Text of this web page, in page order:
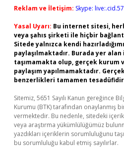
Reklam ve İletişim: Skype:
Yasal Uyarı: Bu internet sitesi,
veya şahıs şirketi ile hiçbir
Sitede yalnızca kendi
paylaşılmaktadır. Burada yer
taşımamakta olup, gerçek kurum
paylaşım yapılmamaktadır.
benzerlikleri tamamen
Sitemiz, 5651 Sayılı Kanun gereğince
Kurumu (BTK) tarafından onaylanmış
vermektedir. Bu nedenle, sitedeki
veya araştırma yükümlülüğümüz
yazdıkları içeriklerin sorumluluğunu
bu sorumluluğu kabul etmiş sayılırlar.